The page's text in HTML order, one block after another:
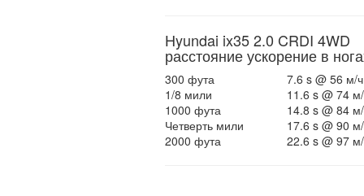
Hyundai ix35 2.0 CRDI 4WD
расстояние ускорение в
300 фута
7.6 s @ 56 м/ч
1/8 мили
11.6 s @ 74
1000 фута
14.8 s @ 84
Четверть мили
17.6 s @ 90
2000 фута
22.6 s @ 97